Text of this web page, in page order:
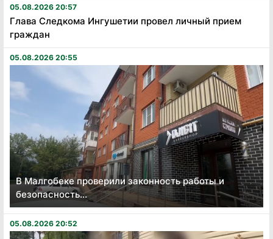
05.08.2026 20:57
Глава Следкома Ингушетии провел личный прием
граждан
05.08.2026 20:55
В Малгобеке проверили законность работы и
безопасность...
05.08.2026 20:52